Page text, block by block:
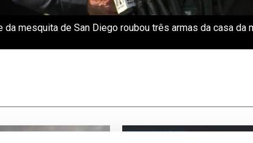
da mesquita de San Diego roubou três armas da casa da